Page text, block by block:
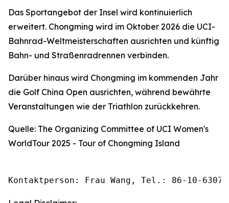
Das Sportangebot der Insel wird kontinuierlich
erweitert. Chongming wird im Oktober 2026 die UCI-
Bahnrad-Weltmeisterschaften ausrichten und künftig
Bahn- und Straßenradrennen verbinden.
Darüber hinaus wird Chongming im kommenden Jahr
die Golf China Open ausrichten, während bewährte
Veranstaltungen wie der Triathlon zurückkehren.
Quelle: The Organizing Committee of UCI Women's
WorldTour 2025 - Tour of Chongming Island
Kontaktperson: Frau Wang, Tel.: 86-10-